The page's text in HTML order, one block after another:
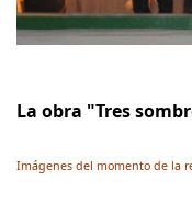
La obra "Tres
Imágenes del momento de la